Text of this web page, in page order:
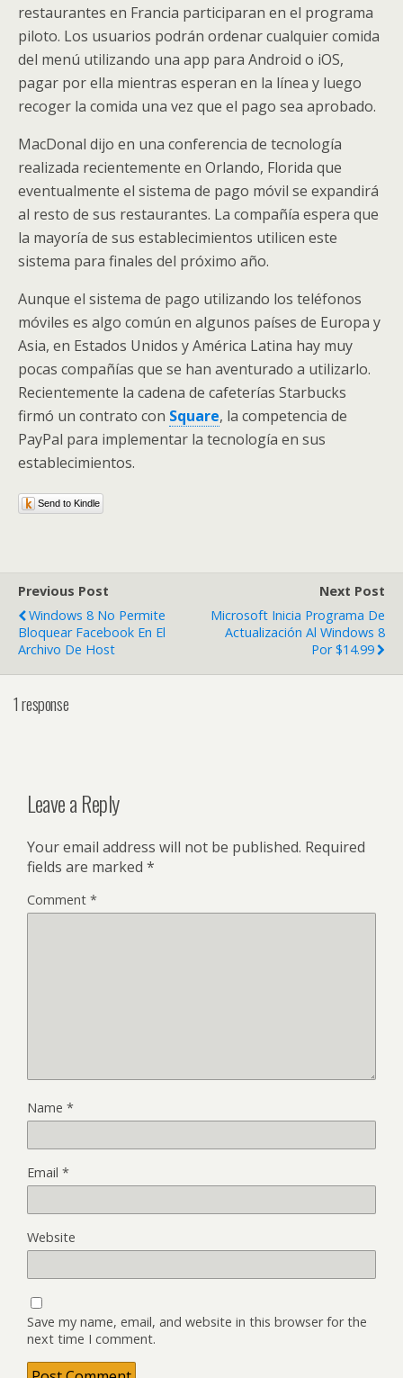
restaurantes en Francia participaran en el programa
piloto. Los usuarios podrán ordenar cualquier comida
del menú utilizando una app para Android o iOS,
pagar por ella mientras esperan en la línea y luego
recoger la comida una vez que el pago sea aprobado.
MacDonal dijo en una conferencia de tecnología
realizada recientemente en Orlando, Florida que
eventualmente el sistema de pago móvil se expandirá
al resto de sus restaurantes. La compañía espera que
la mayoría de sus establecimientos utilicen este
sistema para finales del próximo año.
Aunque el sistema de pago utilizando los teléfonos
móviles es algo común en algunos países de Europa y
Asia, en Estados Unidos y América Latina hay muy
pocas compañías que se han aventurado a utilizarlo.
Recientemente la cadena de cafeterías Starbucks
firmó un contrato con Square, la competencia de
PayPal para implementar la tecnología en sus
establecimientos.
Send to Kindle
Previous Post
Windows 8 No Permite
Bloquear Facebook En El
Archivo De Host
Next Post
Microsoft Inicia Programa De
Actualización Al Windows 8
Por $14.99
1 response
Leave a Reply
Your email address will not be published. Required
fields are marked *
Comment *
Name *
Email *
Website
Save my name, email, and website in this browser for the
next time I comment.